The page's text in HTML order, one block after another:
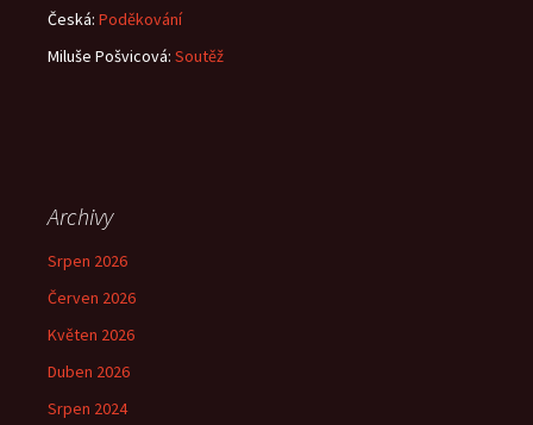
Česká: Poděkování
Miluše Pošvicová: Soutěž
Archivy
Srpen 2026
Červen 2026
Květen 2026
Duben 2026
Srpen 2024